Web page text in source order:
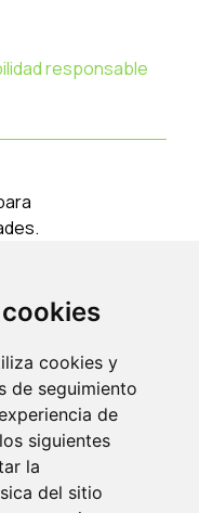
cookies y
de seguimiento
de
siguientes
la
del sitio
responsable
de datos.
electrónico